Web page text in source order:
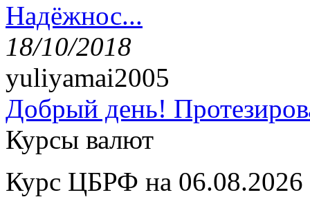
Надёжнос...
18/10/2018
yuliyamai2005
Добрый день!
Курсы валют
Курс ЦБРФ на 06.08.2026